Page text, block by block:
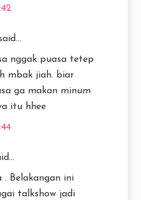
nggak puasa tetep
mbak jiah. biar
ga makan minum
itu hhee
. Belakangan ini
talkshow jadi